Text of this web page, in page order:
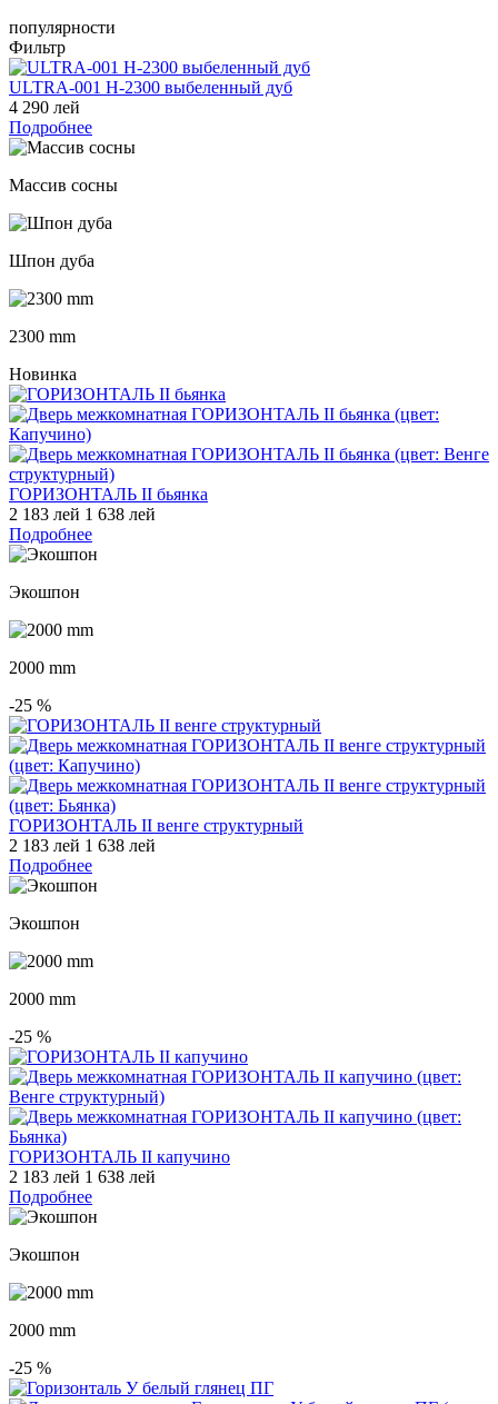
популярности
Фильтр
ULTRA-001 H-2300 выбеленный дуб
4 290 лей
Подробнее
Массив сосны
Шпон дуба
2300 mm
Новинка
ГОРИЗОНТАЛЬ II бьянка
2 183 лей 1 638 лей
Подробнее
Экошпон
2000 mm
-25 %
ГОРИЗОНТАЛЬ II венге структурный
2 183 лей 1 638 лей
Подробнее
Экошпон
2000 mm
-25 %
ГОРИЗОНТАЛЬ II капучино
2 183 лей 1 638 лей
Подробнее
Экошпон
2000 mm
-25 %